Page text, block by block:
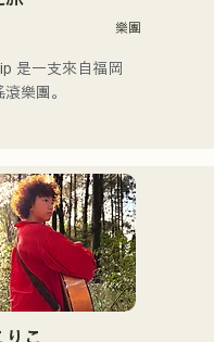
樂團
是一支來自福岡
樂團。
吉他手神谷雄馬傾
懷舊歌曲，將流行
髓淋漓盡致地展現
而柔和、時而激昂
歌詞，加上樂團成
こ